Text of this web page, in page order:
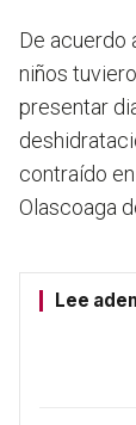
De acuerdo
niños
presentar
contraído
Olascoaga
Lee